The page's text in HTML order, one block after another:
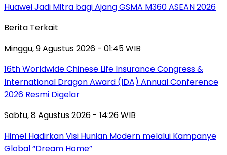
Huawei Jadi Mitra bagi Ajang GSMA M360 ASEAN 2026
Berita Terkait
Minggu, 9 Agustus 2026 - 01:45 WIB
16th Worldwide Chinese Life Insurance Congress &
International Dragon Award (IDA) Annual Conference
2026 Resmi Digelar
Sabtu, 8 Agustus 2026 - 14:26 WIB
Himel Hadirkan Visi Hunian Modern melalui Kampanye
Global “Dream Home”